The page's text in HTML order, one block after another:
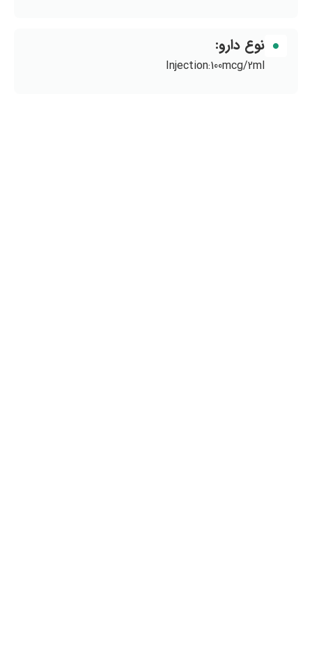
نوع دارو:
Injection:100mcg/2ml